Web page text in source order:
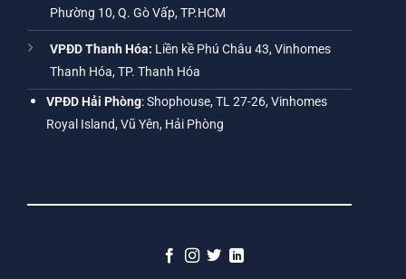
Phường 10, Q. Gò Vấp, TP.HCM
VPĐD Thanh Hóa: Liền kề Phú Châu 43, Vinhomes
Thanh Hóa, TP. Thanh Hóa
VPĐD Hải Phòng: Shophouse, TL 27-26, Vinhomes
Royal Island, Vũ Yên, Hải Phòng